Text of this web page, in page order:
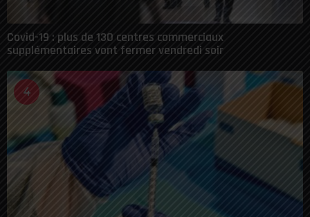
Covid-19 : plus de 130 centres commerciaux
supplémentaires vont fermer vendredi soir
4